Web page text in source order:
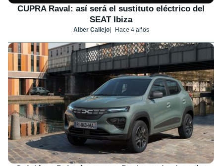
CUPRA Raval: así será el sustituto eléctrico del
SEAT Ibiza
Alber Callejo Hace 4 años